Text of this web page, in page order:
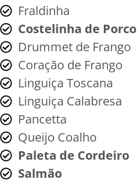
Fraldinha
Costelinha de Porco
Drummet de Frango
Coração de Frango
Linguiça Toscana
Linguiça Calabresa
Pancetta
Queijo Coalho
Paleta de Cordeiro
Salmão